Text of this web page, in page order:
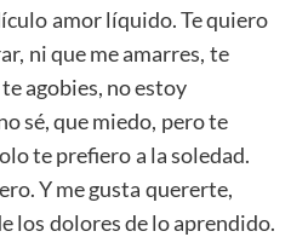
amor líquido. Te quiero
ni que me amarres, te
agobies, no estoy
sé, que miedo, pero te
te prefiero a la soledad.
Y me gusta quererte,
los dolores de lo aprendido.